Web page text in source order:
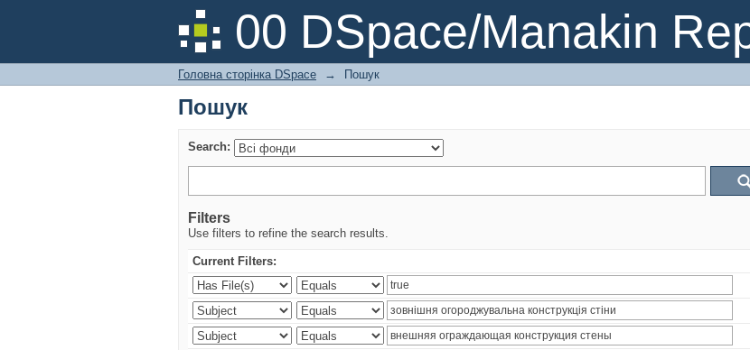
00 DSpace/Manakin
Пошук
Головна сторінка DSpace → Пошук
Пошук
Search:
Filters
Use filters to refine the search results.
Current Filters: